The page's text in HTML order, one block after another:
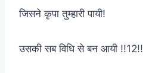
जिसने कृपा तुम्हारी पायी!
उसकी सब विधि से बन आयी !!12!!